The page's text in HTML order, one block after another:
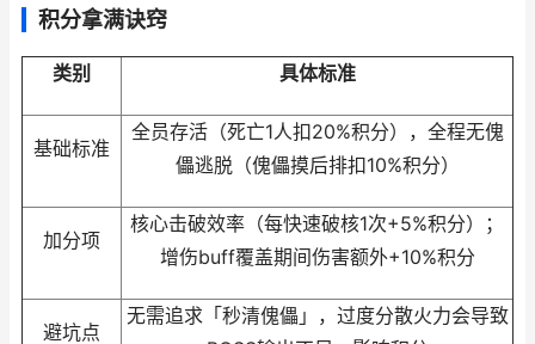
积分拿满诀窍
类别 具体标准
基础标准
全员存活（死亡1人扣20%积分），全程无傀
儡逃脱（傀儡摸后排扣10%积分）
加分项
核心击破效率（每快速破核1次+5%积分）；
增伤buff覆盖期间伤害额外+10%积分
避坑点
无需追求「秒清傀儡」，过度分散火力会导致